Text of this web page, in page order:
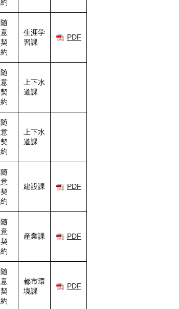
約
随
意
契
約
生涯学
習課
PDF
随
意
契
約
上下水
道課
随
意
契
約
上下水
道課
随
意
契
約
建設課 PDF
随
意
契
約
産業課 PDF
随
意
契
約
都市環
境課
PDF